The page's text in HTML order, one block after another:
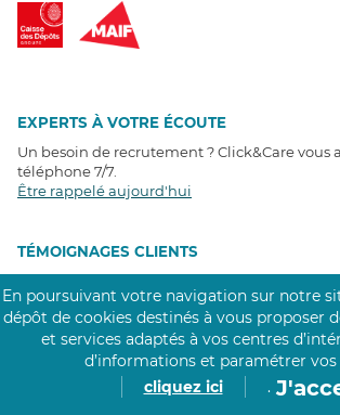
EXPERTS À VOTRE ÉCOUTE
Un besoin de recrutement ? Click&Care vous
téléphone 7/7
Être rappelé aujourd'hui
TÉMOIGNAGES CLIENTS
4,6/5
Avis clientsrécoltés sur
Google
En poursuivant votre navigation sur notre
dépôt de cookies destinés à vous proposer
et services adaptés à vos centres
d’informations et paramétrer vos
cliquez ici
.